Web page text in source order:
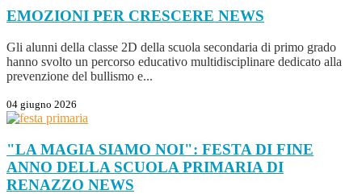
EMOZIONI PER CRESCERE NEWS
Gli alunni della classe 2D della scuola secondaria di primo grado
hanno svolto un percorso educativo multidisciplinare dedicato alla
prevenzione del bullismo e...
04 giugno 2026
"LA MAGIA SIAMO NOI": FESTA DI FINE
ANNO DELLA SCUOLA PRIMARIA DI
RENAZZO NEWS